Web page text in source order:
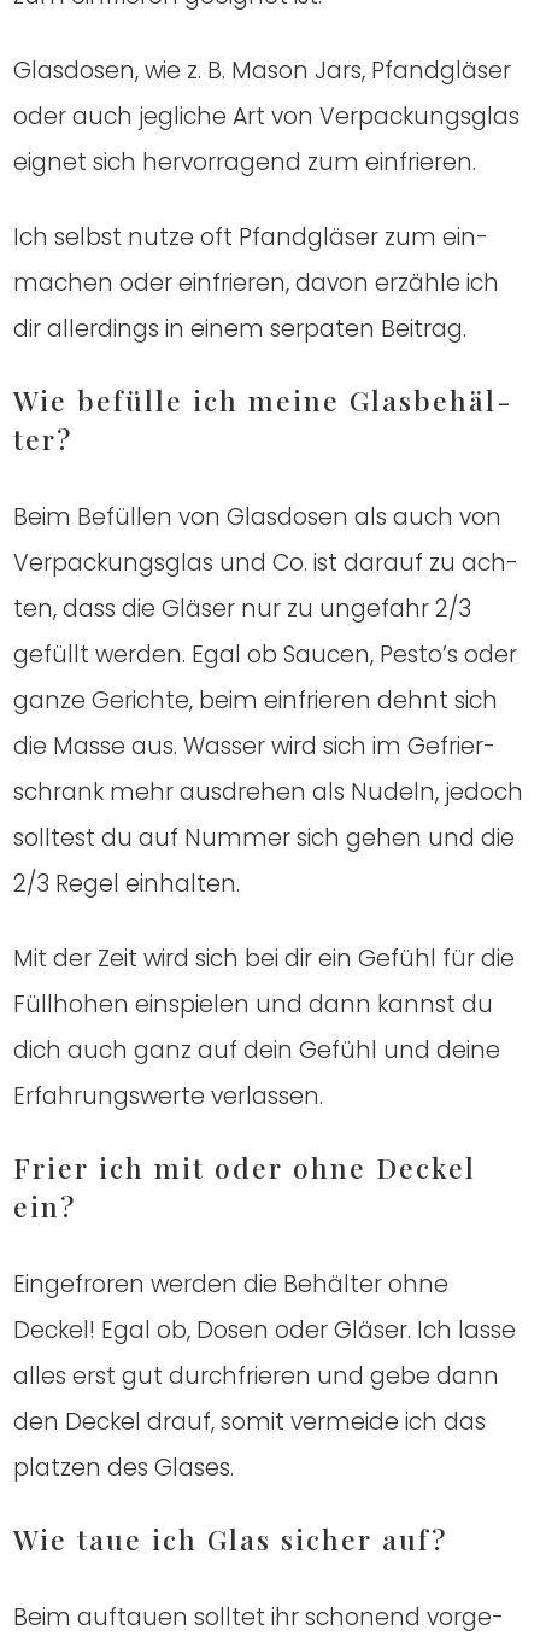
Glas­do­sen, wie z. B. Mason Jars, Pfand­glä­ser
oder auch jeg­li­che Art von Ver­pa­ckungs­glas
eig­net sich her­vor­ra­gend zum ein­frie­ren.
Ich selbst nut­ze oft Pfand­glä­ser zum ein­
ma­chen oder ein­frie­ren, davon erzäh­le ich
dir aller­dings in einem ser­pa­ten Bei­trag.
Wie befül­le ich mei­ne Glas­be­häl­
ter?
Beim Befül­len von Glas­do­sen als auch von
Ver­pa­ckungs­glas und Co. ist dar­auf zu ach­
ten, dass die Glä­ser nur zu unge­fahr 2/3
gefüllt wer­den. Egal ob Sau­cen, Pesto’s oder
gan­ze Gerich­te, beim ein­frie­ren dehnt sich
die Mas­se aus. Was­ser wird sich im Gefrier­
schrank mehr aus­dre­hen als Nudeln, jedoch
soll­test du auf Num­mer sich gehen und die
2/3 Regel ein­hal­ten.
Mit der Zeit wird sich bei dir ein Gefühl für die
Füll­ho­hen ein­spie­len und dann kannst du
dich auch ganz auf dein Gefühl und dei­ne
Erfah­rungs­wer­te ver­las­sen.
Frier ich mit oder ohne Deckel
ein?
Ein­ge­fro­ren wer­den die Behäl­ter ohne
Deckel! Egal ob, Dosen oder Glä­ser. Ich las­se
alles erst gut durch­frie­ren und gebe dann
den Deckel drauf, somit ver­mei­de ich das
plat­zen des Gla­ses.
Wie taue ich Glas sicher auf?
Beim auf­tau­en soll­tet ihr scho­nend vor­ge­